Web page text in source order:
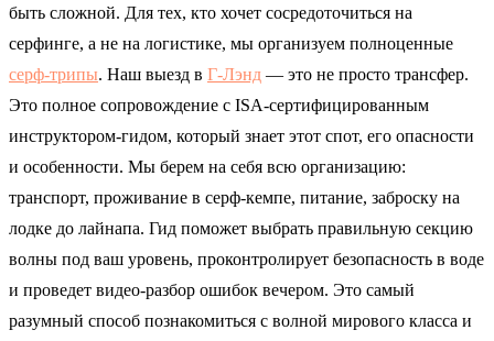
быть сложной. Для тех, кто хочет сосредоточиться на
серфинге, а не на логистике, мы организуем полноценные
серф-трипы. Наш выезд в Г-Лэнд — это не просто трансфер.
Это полное сопровождение с ISA-сертифицированным
инструктором-гидом, который знает этот спот, его опасности
и особенности. Мы берем на себя всю организацию:
транспорт, проживание в серф-кемпе, питание, заброску на
лодке до лайнапа. Гид поможет выбрать правильную секцию
волны под ваш уровень, проконтролирует безопасность в воде
и проведет видео-разбор ошибок вечером. Это самый
разумный способ познакомиться с волной мирового класса и